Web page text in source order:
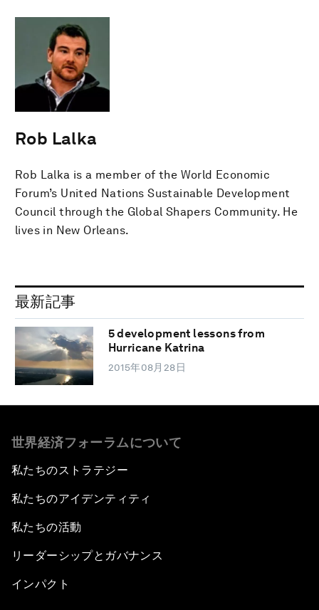
Rob Lalka
Rob Lalka is a member of the World Economic
Forum’s United Nations Sustainable Development
Council through the Global Shapers Community. He
lives in New Orleans.
最新記事
5 development lessons from
Hurricane Katrina
2015年08月28日
世界経済フォーラムについて
私たちのストラテジー
私たちのアイデンティティ
私たちの活動
リーダーシップとガバナンス
インパクト